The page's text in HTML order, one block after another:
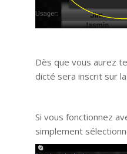
Dès que vous aurez
dicté sera inscrit sur
Si vous fonctionnez
simplement